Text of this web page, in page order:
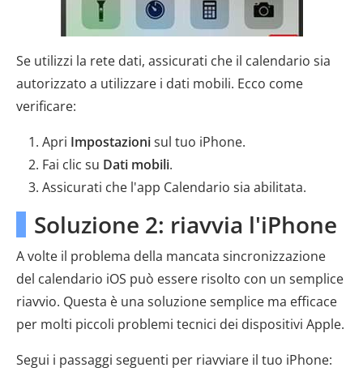
Se utilizzi la rete dati, assicurati che il calendario sia
autorizzato a utilizzare i dati mobili. Ecco come
verificare:
Apri Impostazionisul tuo iPhone.
Fai clic su Dati mobili.
Assicurati che l'app Calendario sia abilitata.
Soluzione 2: riavvia l'iPhone
A volte il problema della mancata sincronizzazione
del calendario iOS può essere risolto con un semplice
riavvio. Questa è una soluzione semplice ma efficace
per molti piccoli problemi tecnici dei dispositivi Apple.
Segui i passaggi seguenti per riavviare il tuo iPhone: